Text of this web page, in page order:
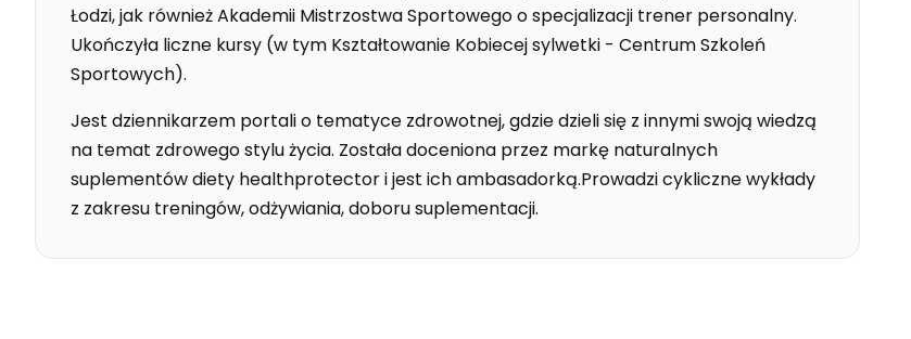
Łodzi, jak również Akademii Mistrzostwa Sportowego o specjalizacji trener personalny.
Ukończyła liczne kursy (w tym Kształtowanie Kobiecej sylwetki - Centrum Szkoleń
Sportowych).
Jest dziennikarzem portali o tematyce zdrowotnej, gdzie dzieli się z innymi swoją wiedzą
na temat zdrowego stylu życia. Została doceniona przez markę naturalnych
suplementów diety healthprotector i jest ich ambasadorką.Prowadzi cykliczne wykłady
z zakresu treningów, odżywiania, doboru suplementacji.